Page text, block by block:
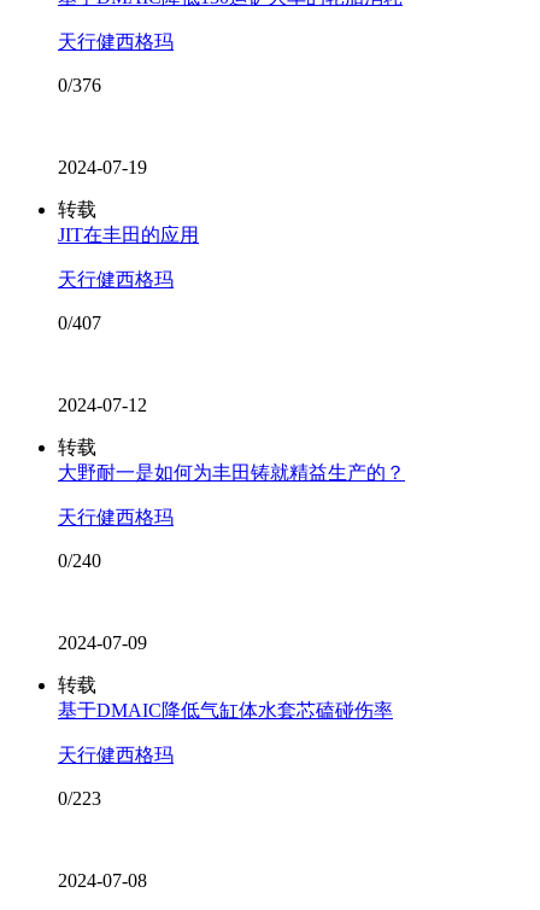
天行健西格玛
0/376
2024-07-19
转载
JIT在丰田的应用
天行健西格玛
0/407
2024-07-12
转载
大野耐一是如何为丰田铸就精益生产的？
天行健西格玛
0/240
2024-07-09
转载
基于DMAIC降低气缸体水套芯磕碰伤率
天行健西格玛
0/223
2024-07-08